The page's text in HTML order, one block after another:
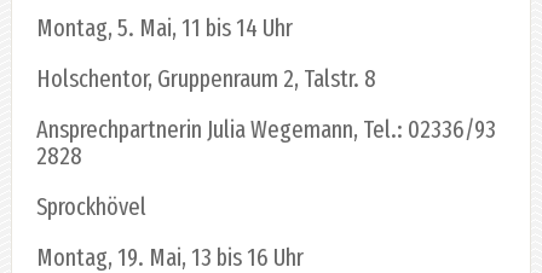
Montag, 5. Mai, 11 bis 14 Uhr
Holschentor, Gruppenraum 2, Talstr. 8
Ansprechpartnerin Julia Wegemann, Tel.: 02336/93
2828
Sprockhövel
Montag, 19. Mai, 13 bis 16 Uhr